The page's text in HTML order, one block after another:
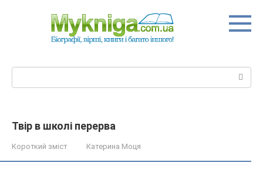
Твір в школі перерва
Короткий зміст Катерина Моця